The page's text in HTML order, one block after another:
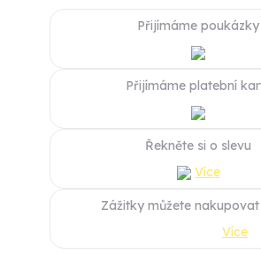
Přijímáme poukázky
Přijímáme platební
Řekněte si o slevu
Více
Zážitky můžete
Více